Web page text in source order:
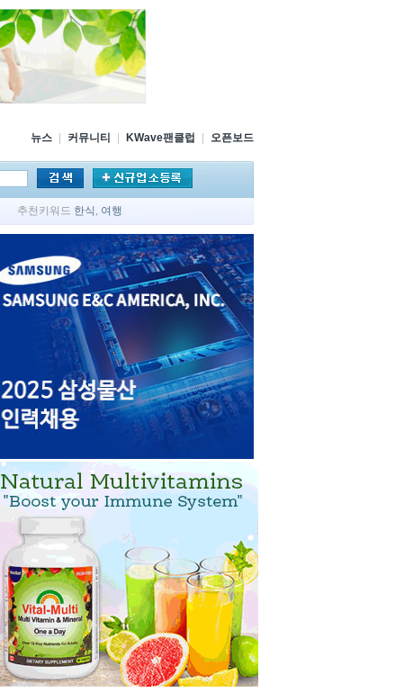
뉴스 커뮤니티 KWave팬클럽 오픈보드
추천키워드 한식 , 여행